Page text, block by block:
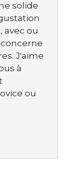
solide
avec ou
J'aime
à
ou